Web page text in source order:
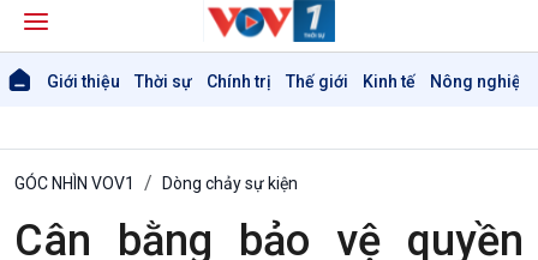
Giới thiệu Thời sự Chính trị Thế giới Kinh tế Nông nghiệp
GÓC NHÌN VOV1 Dòng chảy sự kiện
Cân bằng bảo vệ quyền